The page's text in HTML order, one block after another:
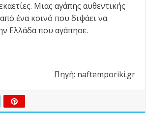
Μιας αγάπης αυθεντικής
ένα κοινό που διψάει να
Ελλάδα που αγάπησε.
Πηγή: naftemporiki.gr